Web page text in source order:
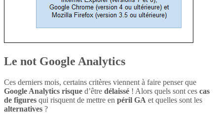
Le not Google Analytics
Ces derniers mois, certains critères viennent à faire penser que
Google Analytics risque d’être délaissé ! Alors quels sont ces cas
de figures qui risquent de mettre en péril GA et quelles sont les
alternatives ?